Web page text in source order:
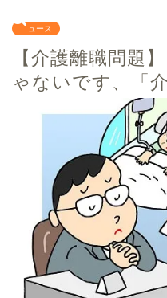
ニュース
【介護離職問題
ゃないです、「